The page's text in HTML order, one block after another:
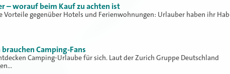
– worauf beim Kauf zu achten ist
Vorteile gegenüber Hotels und Ferienwohnungen: Urlauber haben ihr Hab
Camping-Fans
Camping-Urlaube für sich. Laut der Zurich Gruppe Deutschland